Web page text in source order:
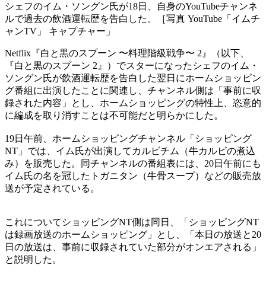
シェフのイム・ソングン氏が18日、自身のYouTubeチャンネ
ルで過去の飲酒運転歴を告白した。［写真 YouTube「イムチ
ャンTV」 キャプチャー」
Netflix『白と黒のスプーン 〜料理階級戦争〜 2』（以下、
『白と黒のスプーン 2』）でスターになったシェフのイム・
ソングン氏が飲酒運転歴を告白した翌日にホームショッピン
グ番組に出演したことに関連し、チャンネル側は「事前に収
録された内容」とし、ホームショッピングの特性上、恣意的
に編成を取り消すことは不可能だと明らかにした。
19日午前、ホームショッピングチャンネル「ショッピング
NT」では、イム氏が出演してカルビチム（牛カルビの煮込
み）を販売した。同チャンネルの番組表には、20日午前にも
イム氏の名を冠したトガニタン（牛骨スープ）などの販売放
送が予定されている。
これについてショッピングNT側は同日、「ショッピングNT
は録画放送のホームショッピング」とし、「本日の放送と20
日の放送は、事前に収録されていた部分がオンエアされる」
と説明した。